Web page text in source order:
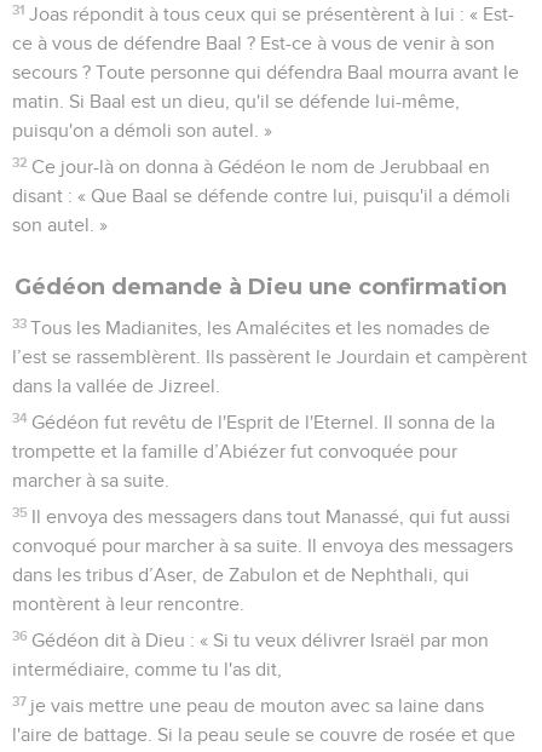
31 Joas répondit à tous ceux qui se présentèrent à lui : « Est-
ce à vous de défendre Baal ? Est-ce à vous de venir à son
secours ? Toute personne qui défendra Baal mourra avant le
matin. Si Baal est un dieu, qu'il se défende lui-même,
puisqu'on a démoli son autel. »
32 Ce jour-là on donna à Gédéon le nom de Jerubbaal en
disant : « Que Baal se défende contre lui, puisqu'il a démoli
son autel. »
Gédéon demande à Dieu une confirmation
33 Tous les Madianites, les Amalécites et les nomades de
l’est se rassemblèrent. Ils passèrent le Jourdain et campèrent
dans la vallée de Jizreel.
34 Gédéon fut revêtu de l'Esprit de l'Eternel. Il sonna de la
trompette et la famille d’Abiézer fut convoquée pour
marcher à sa suite.
35 Il envoya des messagers dans tout Manassé, qui fut aussi
convoqué pour marcher à sa suite. Il envoya des messagers
dans les tribus d’Aser, de Zabulon et de Nephthali, qui
montèrent à leur rencontre.
36 Gédéon dit à Dieu : « Si tu veux délivrer Israël par mon
intermédiaire, comme tu l'as dit,
37 je vais mettre une peau de mouton avec sa laine dans
l'aire de battage. Si la peau seule se couvre de rosée et que